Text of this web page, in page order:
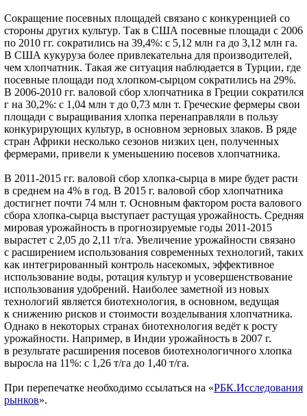
Сокращение посевных площадей связано с конкуренцией со
стороны других культур. Так в США посевные площади с 2006
по 2010 гг. сократились на 39,4%: с 5,12 млн га до 3,12 млн га.
В США кукуруза более привлекательна для производителей,
чем хлопчатник. Такая же ситуация наблюдается в Турции, где
посевные площади под хлопком-сырцом сократились на 29%.
В 2006-2010 гг. валовой сбор хлопчатника в Греции сократился
г на 30,2%: с 1,04 млн т до 0,73 млн т. Греческие фермеры свои
площади с выращивания хлопка перенаправляли в пользу
конкурирующих культур, в основном зерновых злаков. В ряде
стран Африки несколько сезонов низких цен, полученных
фермерами, привели к уменьшению посевов хлопчатника.
В 2011-2015 гг. валовой сбор хлопка-сырца в мире будет расти
в среднем на 4% в год. В 2015 г. валовой сбор хлопчатника
достигнет почти 74 млн т. Основным фактором роста валового
сбора хлопка-сырца выступает растущая урожайность. Средняя
мировая урожайность в прогнозируемые годы 2011-2015
вырастет с 2,05 до 2,11 т/га. Увеличение урожайности связано
с расширением использования современных технологий, таких
как интегрированный контроль насекомых, эффективное
использование воды, ротация культур и усовершенствование
использования удобрений. Наиболее заметной из новых
технологий является биотехнология, в основном, ведущая
к снижению рисков и стоимости возделывания хлопчатника.
Однако в некоторых странах биотехнология ведёт к росту
урожайности. Например, в Индии урожайность в 2007 г.
в результате расширения посевов биотехнологичного хлопка
выросла на 11%: с 1,26 т/га до 1,40 т/га.
При перепечатке необходимо ссылаться на «РБК.Исследования
рынков».